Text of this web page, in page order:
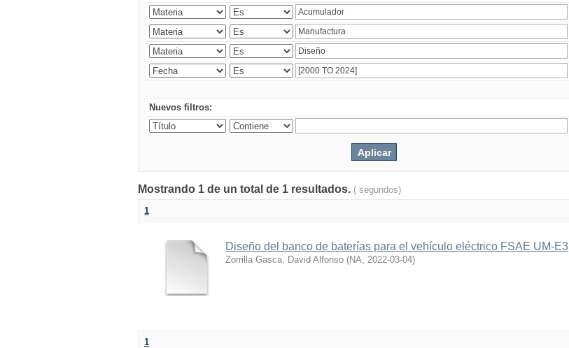
Nuevos filtros:
Mostrando 1 de un total de 1 resultados. ( segundos)
1
Diseño del banco de baterías para el vehículo eléctrico FSAE UM-E3
Zorrilla Gasca, David Alfonso (NA, 2022-03-04)
1